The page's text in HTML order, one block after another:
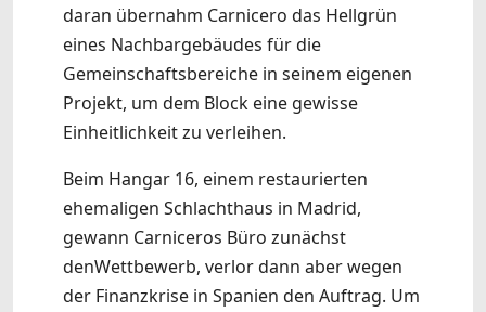
daran übernahm Carnicero das Hellgrün
eines Nachbargebäudes für die
Gemeinschaftsbereiche in seinem eigenen
Projekt, um dem Block eine gewisse
Einheitlichkeit zu verleihen.
Beim Hangar 16, einem restaurierten
ehemaligen Schlachthaus in Madrid,
gewann Carniceros Büro zunächst
denWettbewerb, verlor dann aber wegen
der Finanzkrise in Spanien den Auftrag. Um